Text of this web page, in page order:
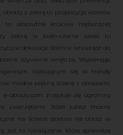
obrazy z zebrą to propozycja wzorów
absolutna królowa najbardziej
zebrą w biało-czarne paski to
dekoracje ścienne wnoszące do
ożywienie wnętrza. Wybierając
wpisującym się w trendy
modna piękną ścianę z obrazami.
obrazy.com znajduje się ogromny
zwierzętami. Jeżeli lubisz mocne
na ścianie postaw na obraz w
jest to rozwiązanie, które sprawdza